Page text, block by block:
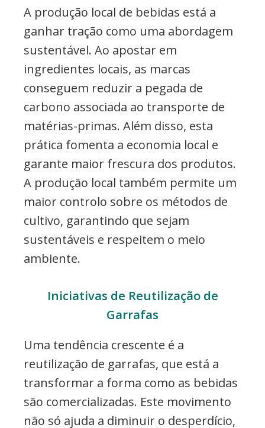
A produção local de bebidas está a
ganhar tração como uma abordagem
sustentável. Ao apostar em
ingredientes locais, as marcas
conseguem reduzir a pegada de
carbono associada ao transporte de
matérias-primas. Além disso, esta
prática fomenta a economia local e
garante maior frescura dos produtos.
A produção local também permite um
maior controlo sobre os métodos de
cultivo, garantindo que sejam
sustentáveis e respeitem o meio
ambiente.
Iniciativas de Reutilização de
Garrafas
Uma tendência crescente é a
reutilização de garrafas, que está a
transformar a forma como as bebidas
são comercializadas. Este movimento
não só ajuda a diminuir o desperdício,